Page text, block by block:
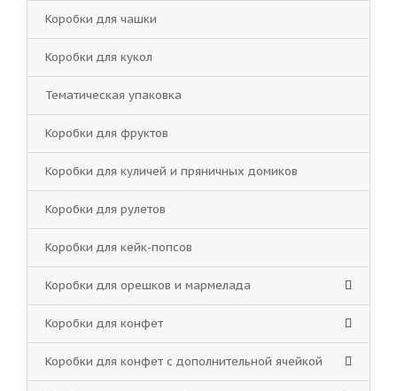
Коробки для чашки
Коробки для кукол
Тематическая упаковка
Коробки для фруктов
Коробки для куличей и пряничных домиков
Коробки для рулетов
Коробки для кейк-попсов
Коробки для орешков и мармелада
Коробки для конфет
Коробки для конфет с дополнительной ячейкой